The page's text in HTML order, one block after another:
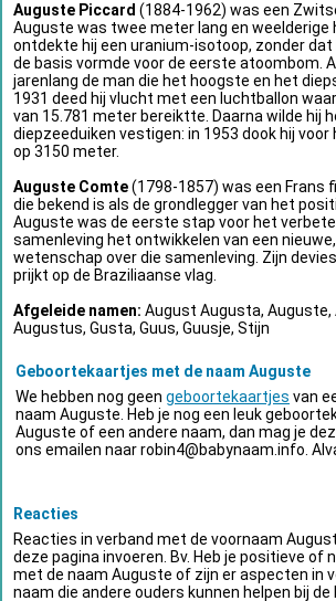
Auguste Piccard (1884-1962) was een
Auguste was twee meter lang en weelderige
ontdekte hij een uranium-isotoop, zonder
de basis vormde voor de eerste atoombom.
jarenlang de man die het hoogste en het
1931 deed hij vlucht met een luchtballon
van 15.781 meter bereiktte. Daarna wilde hij
diepzeeduiken vestigen: in 1953 dook hij
op 3150 meter.
Auguste Comte(1798-1857) was een Frans
die bekend is als de grondlegger van het
Auguste was de eerste stap voor het
samenleving het ontwikkelen van een
wetenschap over die samenleving. Zijn
prijkt op de Braziliaanse vlag.
Afgeleide namen: August Augusta, Auguste,
Augustus, Gusta, Guus, Guusje, Stijn
Geboortekaartjes met de naam Auguste
We hebben nog geen geboortekaartjes van
naam Auguste. Heb je nog een leuk
Auguste of een andere naam, dan mag je
ons emailen naarrobin4@babynaam.info .
Reacties
Reacties in verband met de voornaam
deze pagina invoeren. Bv. Heb je positieve of
met de naam Auguste of zijn er aspecten in
naam die andere ouders kunnen helpen bij de